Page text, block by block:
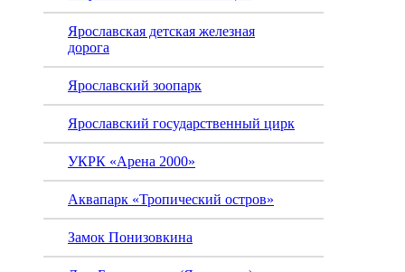
Ярославская детская железная
дорога
Ярославский зоопарк
Ярославский государственный цирк
УКРК «Арена 2000»
Аквапарк «Тропический остров»
Замок Понизовкина